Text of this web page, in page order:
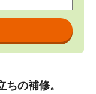
の補修。